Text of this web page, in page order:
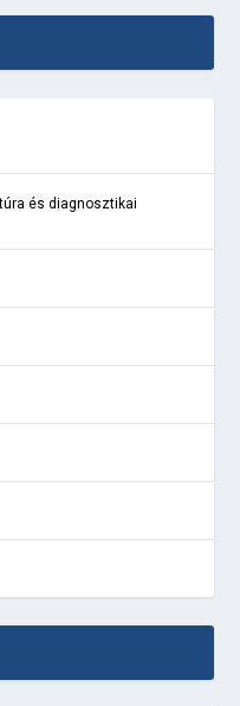
és diagnosztikai